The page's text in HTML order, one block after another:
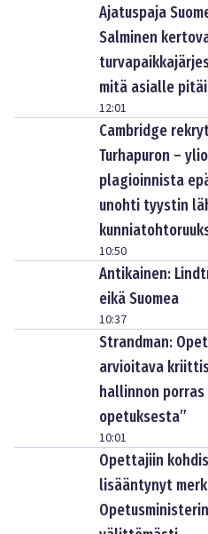
Ajatuspaja
Salminen
mitä asialle
12:01
Cambridge
Turhapuron –
plagioinnista
unohti tyystin
10:50
Antikainen:
eikä Suomea
10:37
Strandman:
arvioitava
hallinnon
opetuksesta”
10:01
Opettajiin
lisääntynyt